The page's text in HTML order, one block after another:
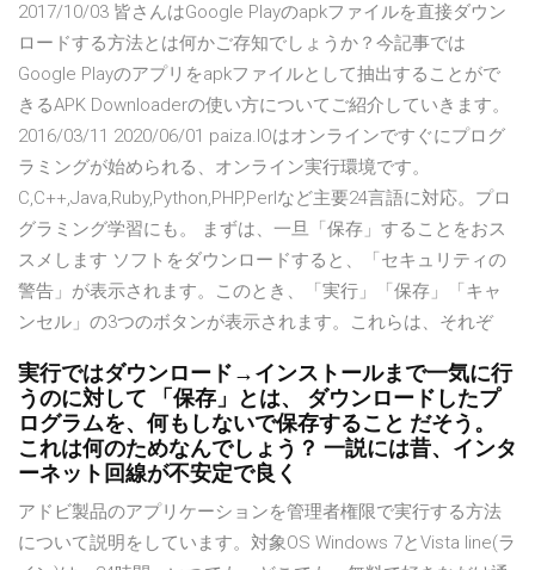
2017/10/03 皆さんはGoogle Playのapkファイルを直接ダウン
ロードする方法とは何かご存知でしょうか？今記事では
Google Playのアプリをapkファイルとして抽出することがで
きるAPK Downloaderの使い方についてご紹介していきます。
2016/03/11 2020/06/01 paiza.IOはオンラインですぐにプログ
ラミングが始められる、オンライン実行環境です。
C,C++,Java,Ruby,Python,PHP,Perlなど主要24言語に対応。プロ
グラミング学習にも。 まずは、一旦「保存」することをおス
スメします ソフトをダウンロードすると、「セキュリティの
警告」が表示されます。このとき、「実行」「保存」「キャ
ンセル」の3つのボタンが表示されます。これらは、それぞ
実行ではダウンロード→インストールまで一気に行
うのに対して 「保存」とは、 ダウンロードしたプ
ログラムを、何もしないで保存すること だそう。
これは何のためなんでしょう？ 一説には昔、インタ
ーネット回線が不安定で良く
アドビ製品のアプリケーションを管理者権限で実行する方法
について説明をしています。対象OS Windows 7とVista line(ラ